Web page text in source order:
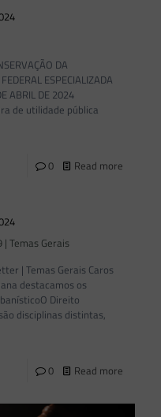
DA
ESPECIALIZADA
ABRIL DE 2024
de utilidade pública
0 Read more
Temas Gerais
| Temas Gerais Caros
destacamos os
Direito
disciplinas distintas,
0 Read more